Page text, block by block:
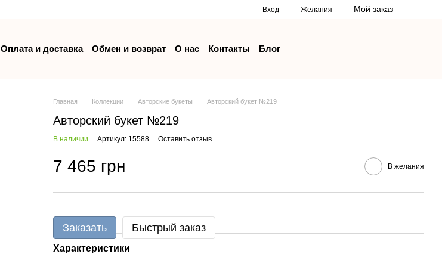
Вход Желания Мой заказ
Оплата и доставка Обмен и возврат О нас Контакты Блог
Главная Коллекции Авторские букеты Авторский букет №219
Авторский букет №219
В наличии Артикул: 15588 Оставить отзыв
7 465 грн В желания
Заказать Быстрый заказ
Характеристики